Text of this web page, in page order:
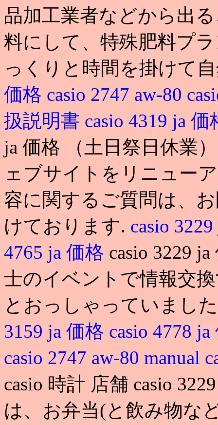
品加工業者などから出
料にして、特殊肥料プ
っくりと時間を掛けて
価格 casio 2747 aw-80
扱説明書 casio 4319 ja
ja 価格 （土日祭日休業
ェブサイトをリニュー
容に関するご質問は、
けております. casio
4765 ja 価格 casio 3229
士のイベントで情報交
とおっしゃっていまし
3159 ja 価格 casio 4778
casio 2747 aw-80 manual
casio 時計 店舗 casio
は、お弁当(と飲み物な